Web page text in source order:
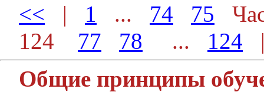
<< | 1 ... 74 75
124 77 78 ... 124
Общие принципы